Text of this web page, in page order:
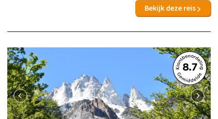
Bekijk deze reis
8.7